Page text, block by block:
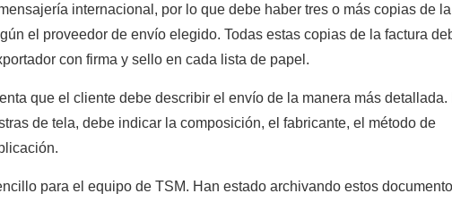
internacional, por lo que debe haber tres o más copias de la
el proveedor de envío elegido. Todas estas copias de la factura
con firma y sello en cada lista de papel.
que el cliente debe describir el envío de la manera más detallada.
de tela, debe indicar la composición, el fabricante, el método de
para el equipo de TSM. Han estado archivando estos